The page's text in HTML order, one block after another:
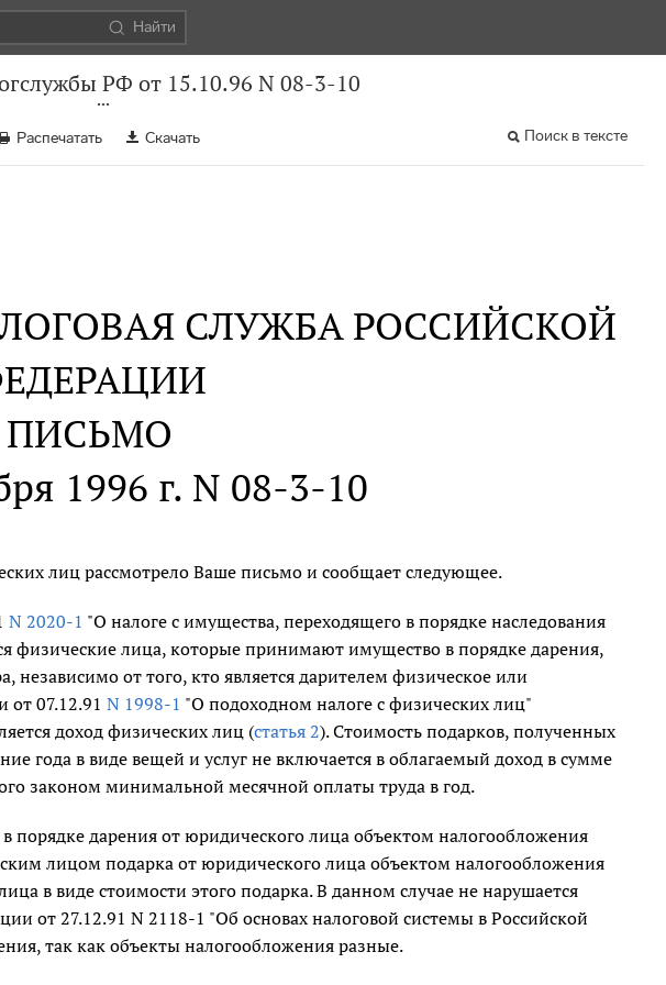
Найти
РФ от 15.10.96 N 08-3-10
Распечатать Скачать Поиск в тексте
СЛУЖБА РОССИЙСКОЙ
ПИСЬМО
1996 г. N 08-3-10
лиц рассмотрело Ваше письмо и сообщает следующее.
N 2020-1 "О налоге с имущества, переходящего в порядке наследования
физические лица, которые принимают имущество в порядке дарения,
независимо от того, кто является дарителем физическое или
07.12.91 N 1998-1 "О подоходном налоге с физических лиц"
доход физических лиц (статья 2). Стоимость подарков, полученных
года в виде вещей и услуг не включается в облагаемый доход в сумме
законом минимальной месячной оплаты труда в год.
дарения от юридического лица объектом налогообложения
лицом подарка от юридического лица объектом налогообложения
в виде стоимости этого подарка. В данном случае не нарушается
от 27.12.91 N 2118-1 "Об основах налоговой системы в Российской
так как объекты налогообложения разные.